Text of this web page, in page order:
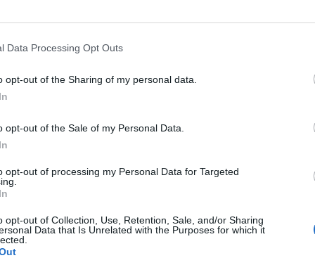
Data Processing Opt Outs
opt-out of the Sharing of my personal data.
opt-out of the Sale of my Personal Data.
opt-out of processing my Personal Data for Targeted
opt-out of Collection, Use, Retention, Sale, and/or Sharing
Data that Is Unrelated with the Purposes for which it
miegą dažniausiai lemia vidinė įtampa ir nerimas,